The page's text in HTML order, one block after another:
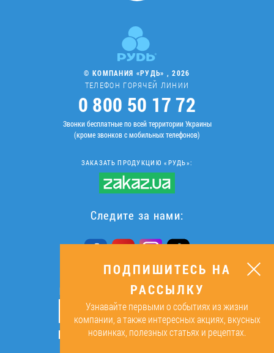
© КОМПАНИЯ «РУДЬ» , 2026
ТЕЛЕФОН ГОРЯЧЕЙ ЛИНИИ
0 800 50 17 72
Звонки бесплатные по всей территории Украины
(кроме звонков с мобильных телефонов)
ЗАКАЗАТЬ ПРОДУКЦИЮ «РУДЬ»:
Следите за нами:
ПОДПИШИТЕСЬ НА РАССЫЛКУ
ОК
Подписываясь, я даю согласие на
ПОДПИШИТЕСЬ НА
РАССЫЛКУ
Узнавайте первыми о событиях из жизни
компании, а также интересных акциях, вкусных
новинках, полезных статьях и рецептах.